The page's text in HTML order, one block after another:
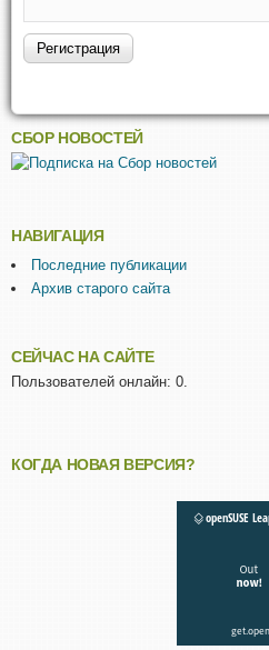
СБОР НОВОСТЕЙ
НАВИГАЦИЯ
Последние публикации
Архив старого сайта
СЕЙЧАС НА САЙТЕ
Пользователей онлайн: 0.
КОГДА НОВАЯ ВЕРСИЯ?